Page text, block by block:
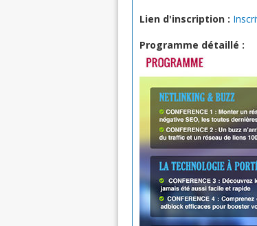
Lien d'inscription :
Programme détaillé :